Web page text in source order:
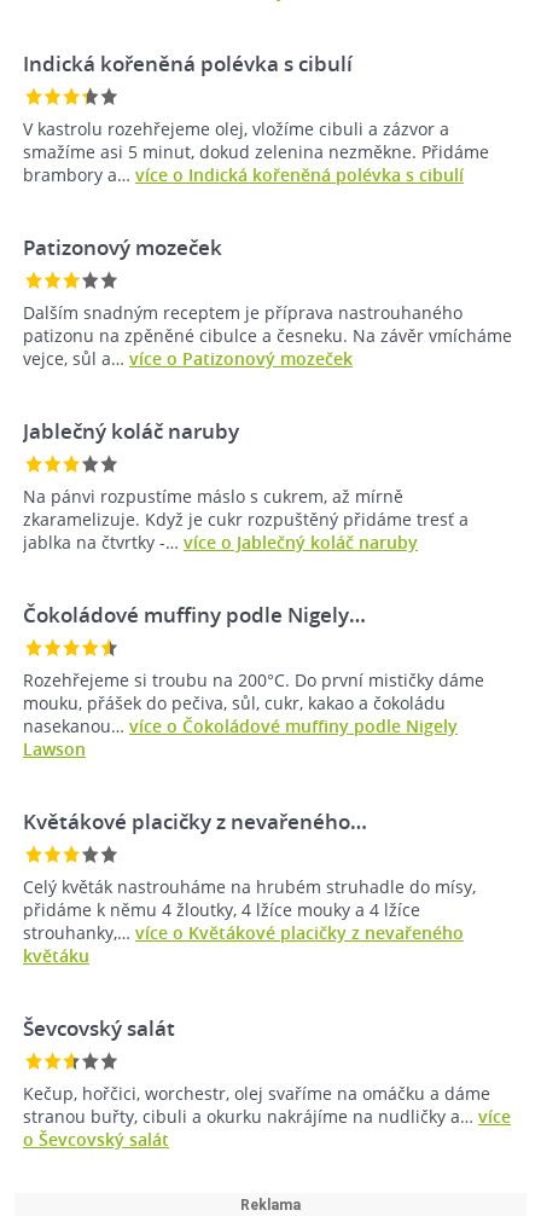
Indická kořeněná polévka s cibulí
V kastrolu rozehřejeme olej, vložíme cibuli a zázvor a
smažíme asi 5 minut, dokud zelenina nezměkne. Přidáme
brambory a… více o Indická kořeněná polévka s cibulí
Patizonový mozeček
Dalším snadným receptem je příprava nastrouhaného
patizonu na zpěněné cibulce a česneku. Na závěr vmícháme
vejce, sůl a… více o Patizonový mozeček
Jablečný koláč naruby
Na pánvi rozpustíme máslo s cukrem, až mírně
zkaramelizuje. Když je cukr rozpuštěný přidáme tresť a
jablka na čtvrtky -… více o Jablečný koláč naruby
Čokoládové muffiny podle Nigely…
Rozehřejeme si troubu na 200°C. Do první mističky dáme
mouku, přášek do pečiva, sůl, cukr, kakao a čokoládu
nasekanou… více o Čokoládové muffiny podle Nigely
Lawson
Květákové placičky z nevařeného…
Celý květák nastrouháme na hrubém struhadle do mísy,
přidáme k němu 4 žloutky, 4 lžíce mouky a 4 lžíce
strouhanky,… více o Květákové placičky z nevařeného
květáku
Ševcovský salát
Kečup, hořčici, worchestr, olej svaříme na omáčku a dáme
stranou buřty, cibuli a okurku nakrájíme na nudličky a… více
o Ševcovský salát